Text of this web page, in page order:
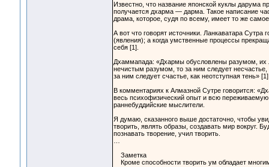
Известно, что название японской куклы дарума
получается дхарма — дарма. Такое написание
драма, которое, судя по всему, имеет то же
А вот что говорят источники. Ланкаватара
(явления); а когда умственные процессы
себя [1].
Дхаммапада: «Дхармы обусловлены разумом, их
нечистым разумом, то за ним следует
за ним следует счастье, как неотступная тень»
В комментариях к Алмазной Сутре говорится:
весь психофизический опыт и всю переживаемую
раннебуддийские мыслители.
Я думаю, сказанного выше достаточно, чтобы
творить, являть образы, создавать мир вокруг.
познавать творение, учил творить.
Заметка
Кроме способности творить ум обладает